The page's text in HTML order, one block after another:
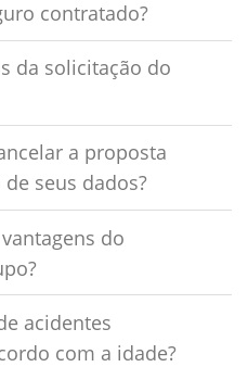
contratado?
da solicitação do
a proposta
seus dados?
do
acidentes
com a idade?